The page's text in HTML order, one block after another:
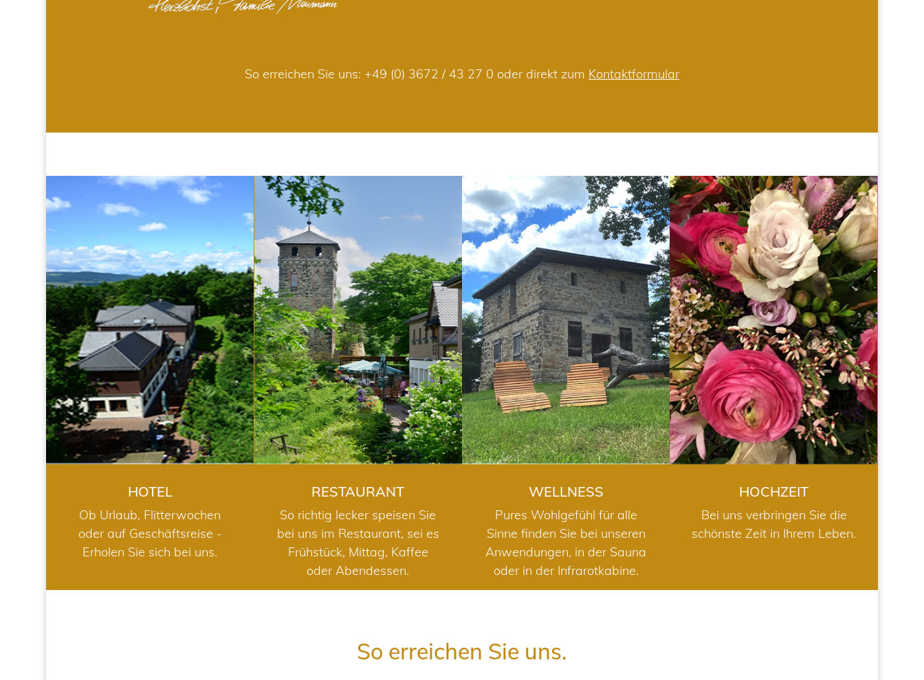
So erreichen Sie uns: +49 (0) 3672 / 43 27 0 oder direkt zum Kontaktformular
HOTEL
HOTEL
Ob Urlaub, Flitterwochen
oder auf Geschäftsreise -
Erholen Sie sich bei uns.
RESTAURANT
RESTAURANT
So richtig lecker speisen Sie
bei uns im Restaurant, sei es
Frühstück, Mittag, Kaffee
oder Abendessen.
WELLNESS
WELLNESS
Pures Wohlgefühl für alle
Sinne finden Sie bei unseren
Anwendungen, in der Sauna
oder in der Infrarotkabine.
HOCHZEIT
HOCHZEIT
Bei uns verbringen Sie die
schönste Zeit in Ihrem Leben.
So erreichen Sie uns.